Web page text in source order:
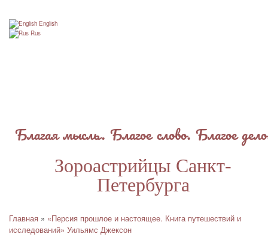
Зороастрийцы Санкт-
Петербурга
Благая мысль. Благое слово. Благое
English
Rus
Строка
Главная
«Персия прошлое и настоящее. Книга путешествий и
исследований» Уильямс Джексон